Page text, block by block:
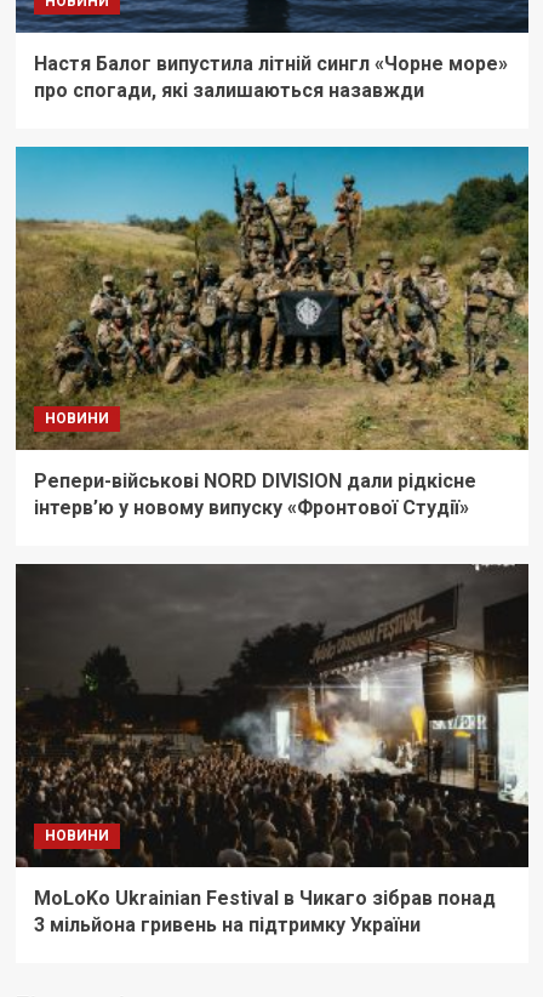
Настя Балог випустила літній сингл «Чорне море»
про спогади, які залишаються назавжди
НОВИНИ
Репери-військові NORD DIVISION дали рідкісне
інтерв’ю у новому випуску «Фронтової Студії»
НОВИНИ
MoLoKo Ukrainian Festival в Чикаго зібрав понад
3 мільйона гривень на підтримку України